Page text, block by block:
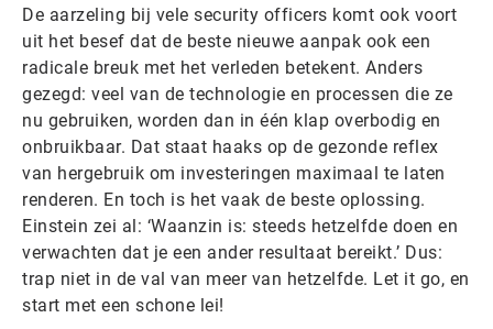
De aarzeling bij vele security officers komt ook voort
uit het besef dat de beste nieuwe aanpak ook een
radicale breuk met het verleden betekent. Anders
gezegd: veel van de technologie en processen die ze
nu gebruiken, worden dan in één klap overbodig en
onbruikbaar. Dat staat haaks op de gezonde reflex
van hergebruik om investeringen maximaal te laten
renderen. En toch is het vaak de beste oplossing.
Einstein zei al: ‘Waanzin is: steeds hetzelfde doen en
verwachten dat je een ander resultaat bereikt.’ Dus:
trap niet in de val van meer van hetzelfde. Let it go, en
start met een schone lei!